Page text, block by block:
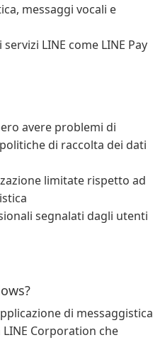
messaggi vocali e
LINE come LINE Pay
avere problemi di
di raccolta dei dati
limitate rispetto ad
segnalati dagli utenti
di messaggistica
Corporation che